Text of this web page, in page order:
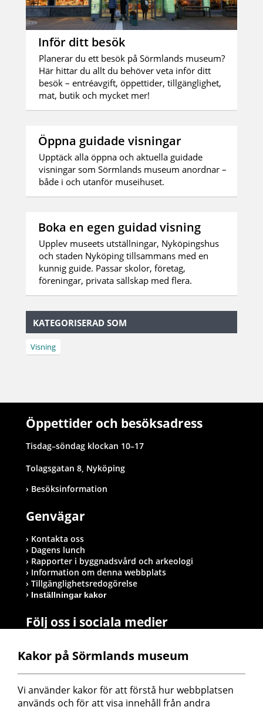
Inför ditt besök
Planerar du ett besök på Sörmlands museum?
Här hittar du allt du behöver veta inför ditt
besök – entréavgift, öppettider, tillgänglighet,
mat, butik och mycket mer!
Öppna guidade visningar
Upptäck alla öppna och aktuella guidade
visningar som Sörmlands museum anordnar –
både i och utanför museihuset.
Boka en egen guidad visning
Upplev museets utställningar, Nyköpingshus
och staden Nyköping tillsammans med en
kunnig guide. Passar skolor, företag,
föreningar, privata sällskap med flera.
KATEGORISERAD SOM
Visning
Öppettider och besöksadress
Tisdag–söndag klockan 10–17
Tolagsgatan 8, Nyköping
Besöksinformation
Genvägar
Kontakta oss
Dagens lunch
Rapporter i byggnadsvård och arkeologi
Information om denna webbplats
Tillgänglighetsredogörelse
Inställningar kakor
Följ oss i sociala medier
Postadress
Sörmlands museum
Box 314
Kakor på Sörmlands museum
Vi använder kakor för att förstå hur webbplatsen
används och för att visa innehåll från andra